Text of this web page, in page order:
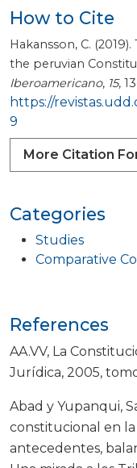
Categories
Studies
Comparative
How to Cite
Hakansson, C.
the peruvian
Iberoamericano, 15,
https://
9
More Citation
References
AA.VV, La
Jurídica, 2005,
Abad y Yupanqui,
constitucional en la
antecedentes,